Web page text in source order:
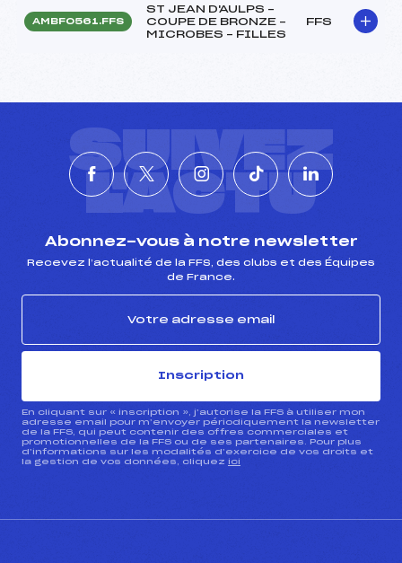
AMBF0561.FFS
ST JEAN D'AULPS –
COUPE DE BRONZE –
MICROBES – FILLES
FFS
SUIVEZ
L'ACTU
Abonnez-vous à notre newsletter
Recevez l’actualité de la FFS, des clubs et des Équipes
de France.
Inscription
En cliquant sur « inscription », j’autorise la FFS à utiliser mon
adresse email pour m’envoyer périodiquement la newsletter
de la FFS, qui peut contenir des offres commerciales et
promotionnelles de la FFS ou de ses partenaires. Pour plus
d’informations sur les modalités d’exercice de vos droits et
la gestion de vos données, cliquez ici